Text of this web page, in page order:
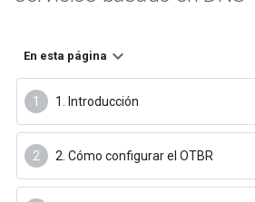
En esta página
1. Introducción
2. Cómo configurar el OTBR